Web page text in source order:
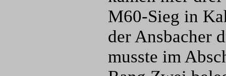
M60-Sieg in
der Ansbacher
musste im